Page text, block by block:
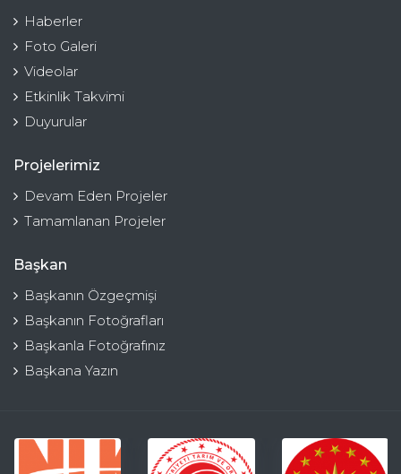
Haberler
Foto Galeri
Videolar
Etkinlik Takvimi
Duyurular
Projelerimiz
Devam Eden Projeler
Tamamlanan Projeler
Başkan
Başkanın Özgeçmişi
Başkanın Fotoğrafları
Başkanla Fotoğrafınız
Başkana Yazın